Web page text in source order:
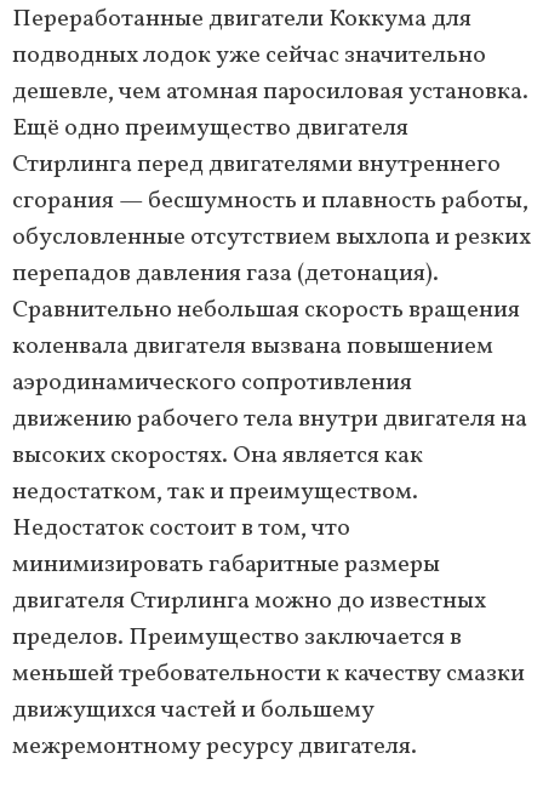
Переработанные двигатели Коккума для
подводных лодок уже сейчас значительно
дешевле, чем атомная паросиловая установка.
Ещё одно преимущество двигателя
Стирлинга перед двигателями внутреннего
сгорания — бесшумность и плавность работы,
обусловленные отсутствием выхлопа и резких
перепадов давления газа (детонация).
Сравнительно небольшая скорость вращения
коленвала двигателя вызвана повышением
аэродинамического сопротивления
движению рабочего тела внутри двигателя на
высоких скоростях. Она является как
недостатком, так и преимуществом.
Недостаток состоит в том, что
минимизировать габаритные размеры
двигателя Стирлинга можно до известных
пределов. Преимущество заключается в
меньшей требовательности к качеству смазки
движущихся частей и большему
межремонтному ресурсу двигателя.